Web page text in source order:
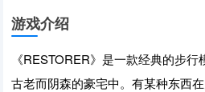
游戏介绍
《RESTORER》是一款经典的步
古老而阴森的豪宅中。有某种东西